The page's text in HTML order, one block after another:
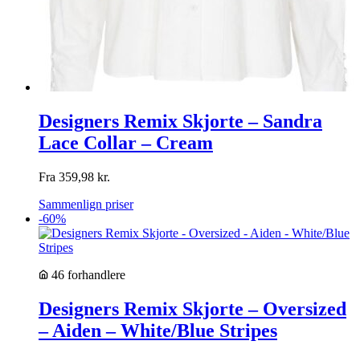
Designers Remix Skjorte – Sandra
Lace Collar – Cream
Fra 359,98 kr.
Sammenlign priser
-60%
46 forhandlere
Designers Remix Skjorte – Oversized
– Aiden – White/Blue Stripes